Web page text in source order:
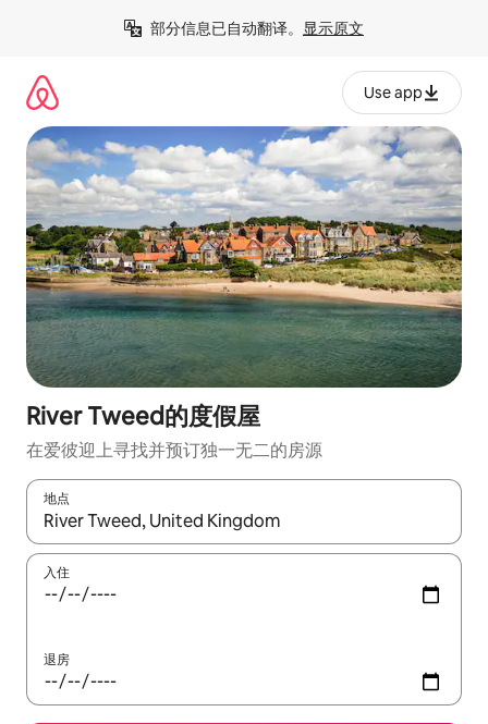
部分信息已自动翻译。 显示原文
Use app
River Tweed的度假屋
在爱彼迎上寻找并预订独一无二的房源
地点
如有搜索结果，请使用上下方向键查看，或通过点击或滑动手势
入住
退房